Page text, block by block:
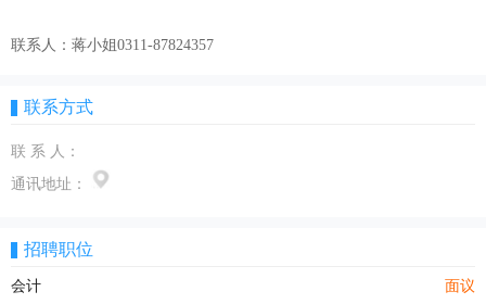
联系人：蒋小姐0311-87824357
联系方式
联 系 人：
通讯地址：
招聘职位
会计 面议